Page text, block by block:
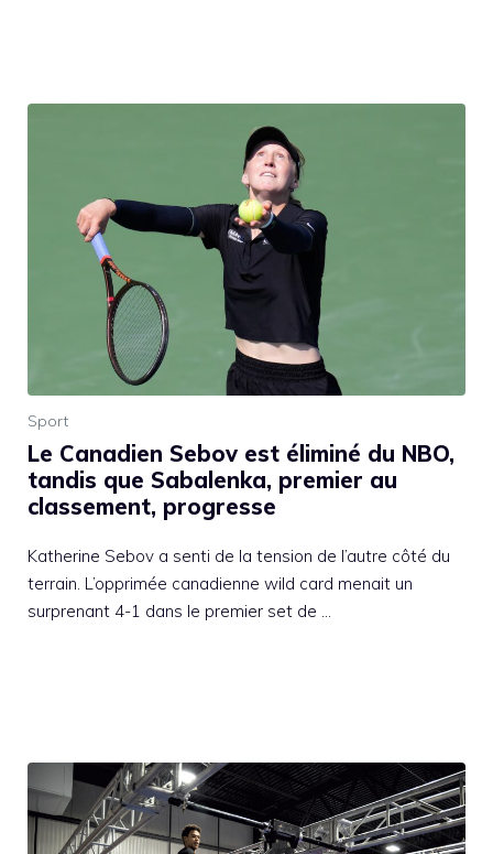
Sport
Le Canadien Sebov est éliminé du NBO,
tandis que Sabalenka, premier au
classement, progresse
Katherine Sebov a senti de la tension de l’autre côté du
terrain. L’opprimée canadienne wild card menait un
surprenant 4-1 dans le premier set de …